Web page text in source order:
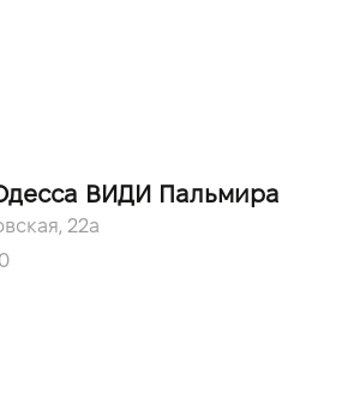
ВИДИ Пальмира
22а